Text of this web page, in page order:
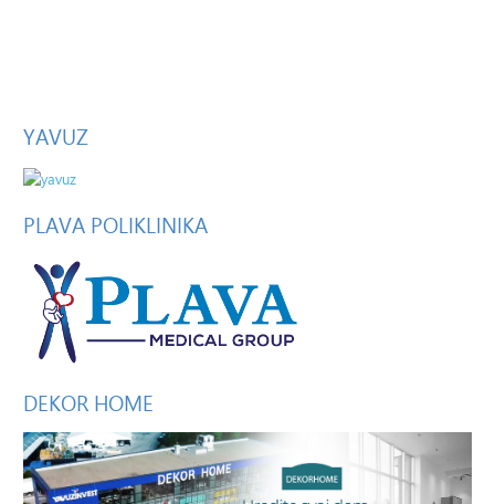
YAVUZ
PLAVA POLIKLINIKA
DEKOR HOME